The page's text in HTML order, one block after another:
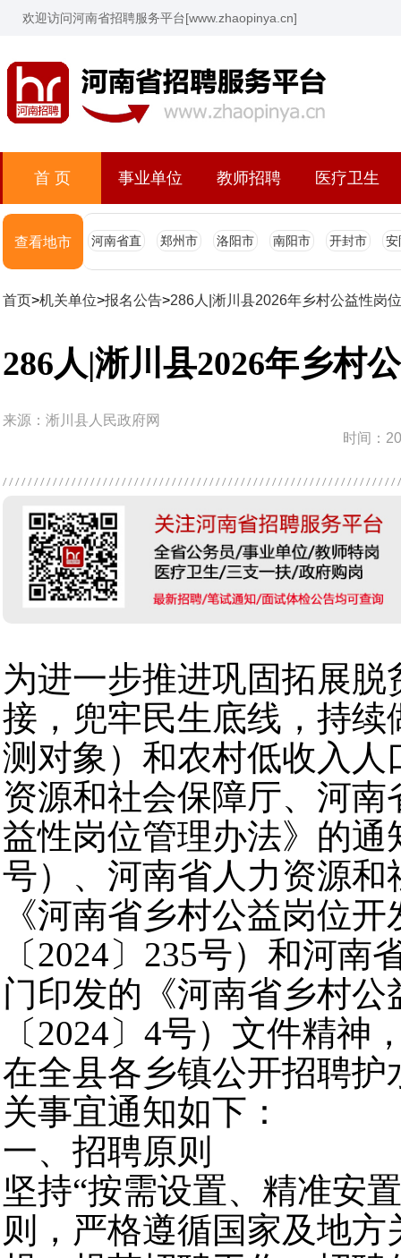
欢迎访问河南省招聘服务平台[www.zhaopinya.cn]
首 页 事业单位 教师招聘 医疗卫生
查看地市 河南省直 郑州市 洛阳市 南阳市 开封市 安
首页>机关单位>报名公告>286人|淅川县2026年乡村公益性岗
286人|淅川县2026年乡村
来源：淅川县人民政府网
时间：
为进一步推进巩固拓展
接，兜牢民生底线，持
测对象）和农村低收入
资源和社会保障厅、河
益性岗位管理办法》的通
号）、河南省人力资源
《河南省乡村公益岗位
〔2024〕235号）和河
门印发的《河南省乡村
〔2024〕4号）文件精
在全县各乡镇公开招聘
关事宜通知如下：
一、招聘原则
坚持“按需设置、精准安
则，严格遵循国家及地